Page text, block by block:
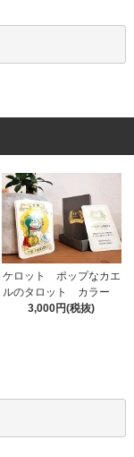
ケロット ポップなカエ
ルのタロット カラー
3,000円(税抜)